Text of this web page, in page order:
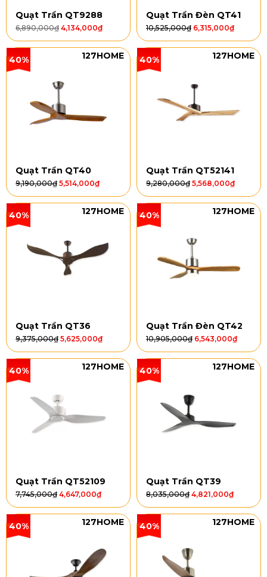
Quạt Trần QT9288
6,890,000₫ 4,134,000₫
Quạt Trần Đèn QT41
10,525,000₫ 6,315,000₫
40% 127HOME
Quạt Trần QT40
9,190,000₫ 5,514,000₫
40% 127HOME
Quạt Trần QT52141
9,280,000₫ 5,568,000₫
40% 127HOME
Quạt Trần QT36
9,375,000₫ 5,625,000₫
40% 127HOME
Quạt Trần Đèn QT42
10,905,000₫ 6,543,000₫
40% 127HOME
Quạt Trần QT52109
7,745,000₫ 4,647,000₫
40% 127HOME
Quạt Trần QT39
8,035,000₫ 4,821,000₫
40% 127HOME 40% 127HOME